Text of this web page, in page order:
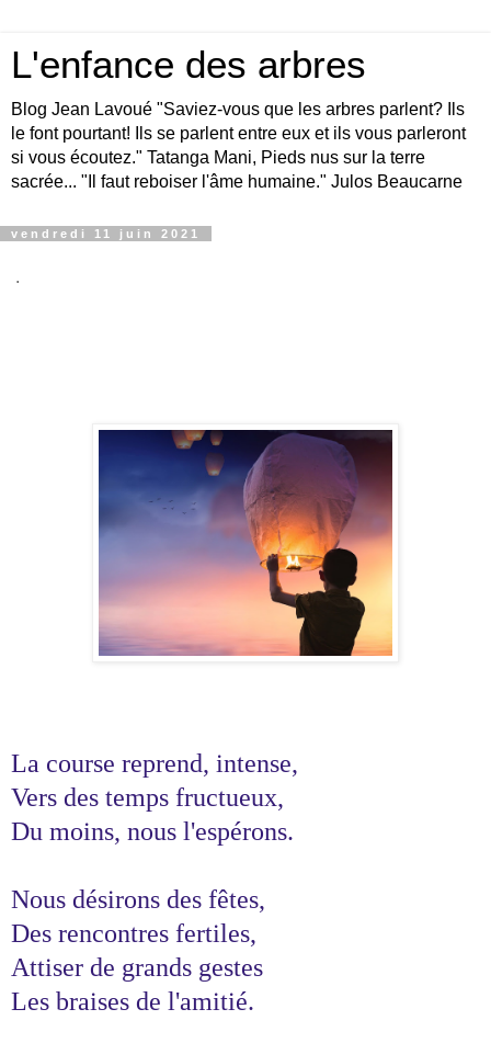
L'enfance des arbres
Blog Jean Lavoué "Saviez-vous que les arbres parlent? Ils
le font pourtant! Ils se parlent entre eux et ils vous parleront
si vous écoutez." Tatanga Mani, Pieds nus sur la terre
sacrée... "Il faut reboiser l'âme humaine." Julos Beaucarne
vendredi 11 juin 2021
.
La course reprend, intense,
Vers des temps fructueux,
Du moins, nous l'espérons.
Nous désirons des fêtes,
Des rencontres fertiles,
Attiser de grands gestes
Les braises de l'amitié.